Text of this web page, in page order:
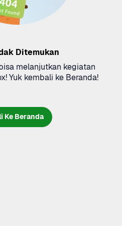
Ditemukan
melanjutkan kegiatan
Yuk kembali ke Beranda!
Ke Beranda